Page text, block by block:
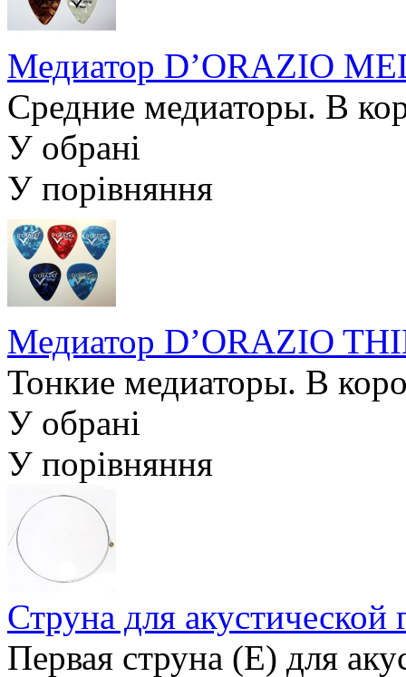
Медиатор D’ORAZIO
Средние медиаторы. В
У обрані
У порівняння
Медиатор D’ORAZIO
Тонкие медиаторы. В
У обрані
У порівняння
Струна для
Первая струна (Е) для